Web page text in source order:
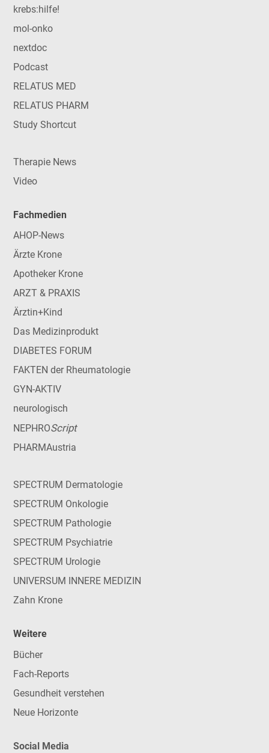
krebs:hilfe!
mol-onko
nextdoc
Podcast
RELATUS MED
RELATUS PHARM
Study Shortcut
Therapie News
Video
Fachmedien
AHOP-News
Ärzte Krone
Apotheker Krone
ARZT & PRAXIS
Ärztin+Kind
Das Medizinprodukt
DIABETES FORUM
FAKTEN der Rheumatologie
GYN-AKTIV
neurologisch
NEPHROScript
PHARMAustria
SPECTRUM Dermatologie
SPECTRUM Onkologie
SPECTRUM Pathologie
SPECTRUM Psychiatrie
SPECTRUM Urologie
UNIVERSUM INNERE MEDIZIN
Zahn Krone
Weitere
Bücher
Fach-Reports
Gesundheit verstehen
Neue Horizonte
Social Media